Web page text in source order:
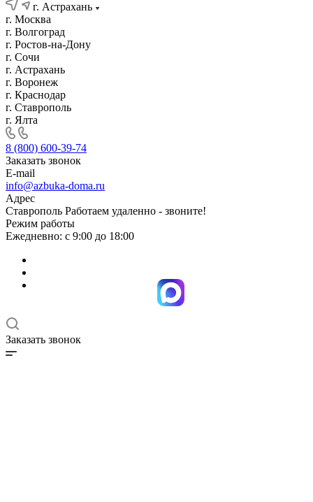
г. Астрахань
г. Москва
г. Волгоград
г. Ростов-на-Дону
г. Сочи
г. Астрахань
г. Воронеж
г. Краснодар
г. Ставрополь
г. Ялта
8 (800) 600-39-74
Заказать звонок
E-mail
info@azbuka-doma.ru
Адрес
Ставрополь Работаем удаленно - звоните!
Режим работы
Ежедневно: с 9:00 до 18:00
Заказать звонок